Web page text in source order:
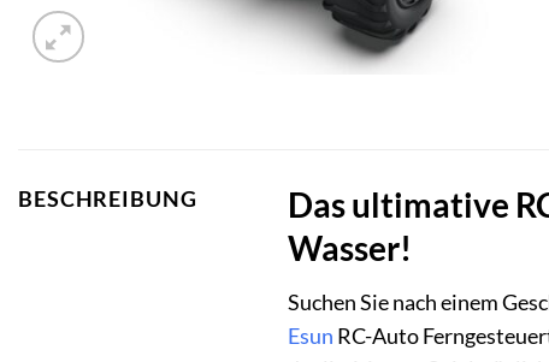
BESCHREIBUNG
Das ultimative
Wasser!
Suchen Sie nach einem
Esun RC-Auto